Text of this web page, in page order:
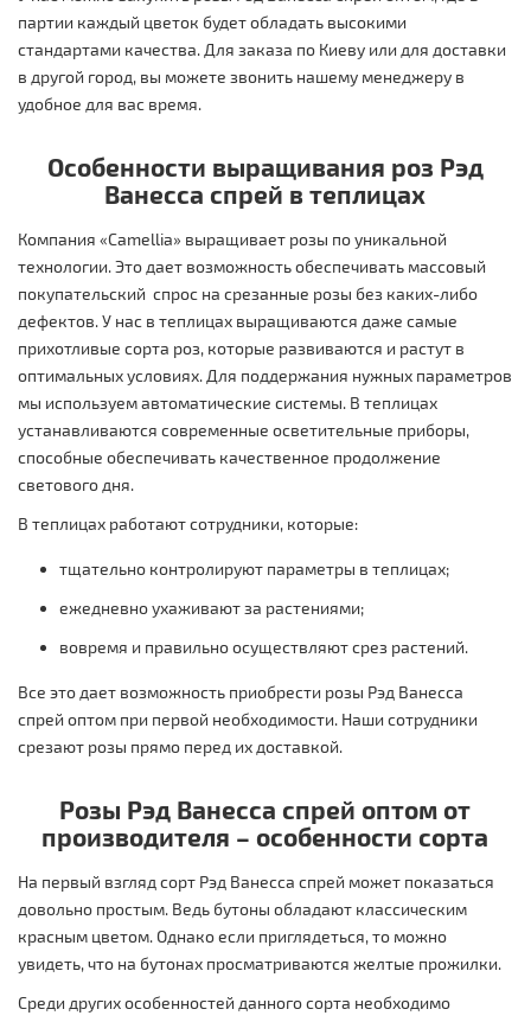
партии каждый цветок будет обладать высокими
стандартами качества. Для заказа по Киеву или для доставки
в другой город, вы можете звонить нашему менеджеру в
удобное для вас время.
Особенности выращивания роз Рэд
Ванесса спрей в теплицах
Компания «Camellia» выращивает розы по уникальной
технологии. Это дает возможность обеспечивать массовый
покупательский спрос на срезанные розы без каких-либо
дефектов. У нас в теплицах выращиваются даже самые
прихотливые сорта роз, которые развиваются и растут в
оптимальных условиях. Для поддержания нужных параметров
мы используем автоматические системы. В теплицах
устанавливаются современные осветительные приборы,
способные обеспечивать качественное продолжение
светового дня.
В теплицах работают сотрудники, которые:
тщательно контролируют параметры в теплицах;
ежедневно ухаживают за растениями;
вовремя и правильно осуществляют срез растений.
Все это дает возможность приобрести розы Рэд Ванесса
спрей оптом при первой необходимости. Наши сотрудники
срезают розы прямо перед их доставкой.
Розы Рэд Ванесса спрей оптом от
производителя – особенности сорта
На первый взгляд сорт Рэд Ванесса спрей может показаться
довольно простым. Ведь бутоны обладают классическим
красным цветом. Однако если приглядеться, то можно
увидеть, что на бутонах просматриваются желтые прожилки.
Среди других особенностей данного сорта необходимо